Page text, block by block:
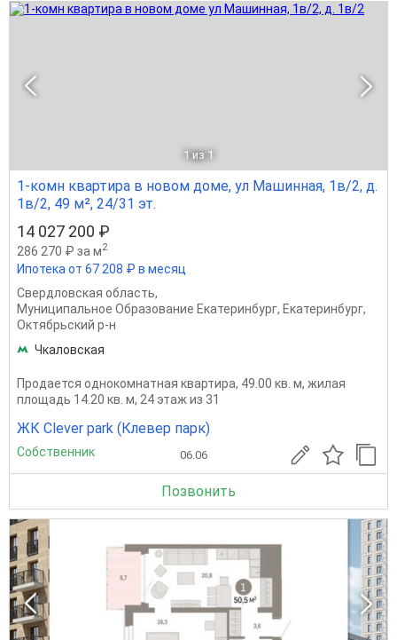
1 из 1
1-комн квартира в новом доме, ул Машинная, 1в/2, д.
1в/2, 49 м², 24/31 эт.
14 027 200 ₽
286 270 ₽ за м2
Ипотека от 67 208 ₽ в месяц
Свердловская область,
Муниципальное Образование Екатеринбург, Екатеринбург,
Октябрьский р-н
Чкаловская
Продается однокомнатная квартира, 49.00 кв. м, жилая
площадь 14.20 кв. м, 24 этаж из 31
ЖК Clever park (Клевер парк)
Собственник 06.06
Позвонить